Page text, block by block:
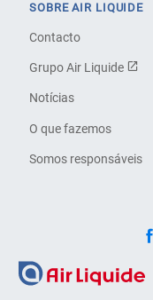
SOBRE AIR LIQUIDE
Contacto
Grupo Air Liquide
Notícias
O que fazemos
Somos responsáveis